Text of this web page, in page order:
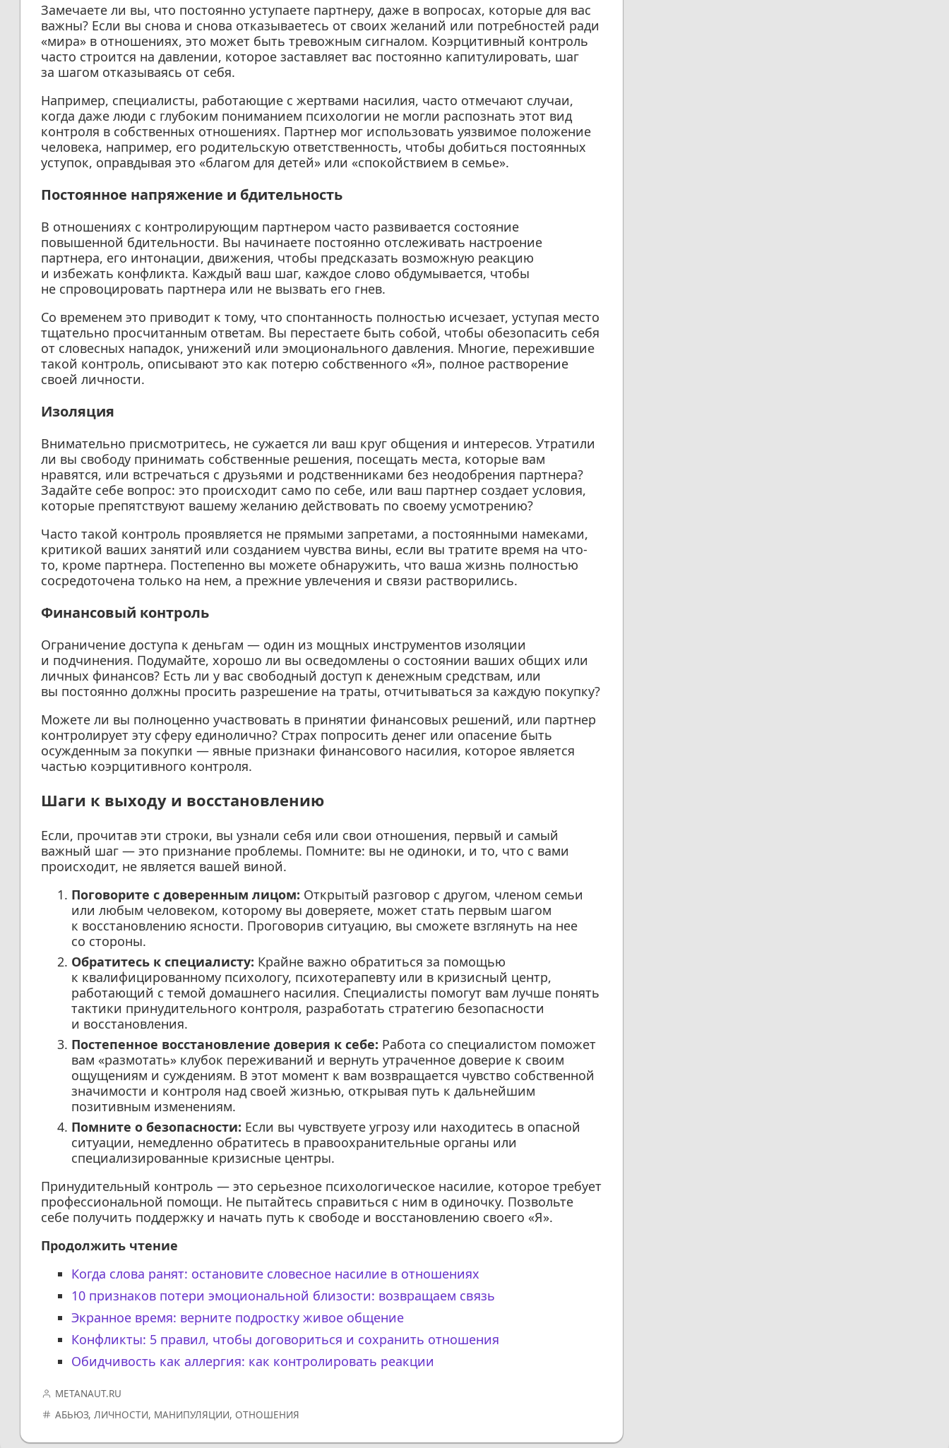
Замечаете ли вы, что постоянно уступаете партнеру, даже в вопросах, которые для вас
важны? Если вы снова и снова отказываетесь от своих желаний или потребностей ради
«мира» в отношениях, это может быть тревожным сигналом. Коэрцитивный контроль
часто строится на давлении, которое заставляет вас постоянно капитулировать, шаг
за шагом отказываясь от себя.
Например, специалисты, работающие с жертвами насилия, часто отмечают случаи,
когда даже люди с глубоким пониманием психологии не могли распознать этот вид
контроля в собственных отношениях. Партнер мог использовать уязвимое положение
человека, например, его родительскую ответственность, чтобы добиться постоянных
уступок, оправдывая это «благом для детей» или «спокойствием в семье».
Постоянное напряжение и бдительность
В отношениях с контролирующим партнером часто развивается состояние
повышенной бдительности. Вы начинаете постоянно отслеживать настроение
партнера, его интонации, движения, чтобы предсказать возможную реакцию
и избежать конфликта. Каждый ваш шаг, каждое слово обдумывается, чтобы
не спровоцировать партнера или не вызвать его гнев.
Со временем это приводит к тому, что спонтанность полностью исчезает, уступая место
тщательно просчитанным ответам. Вы перестаете быть собой, чтобы обезопасить себя
от словесных нападок, унижений или эмоционального давления. Многие, пережившие
такой контроль, описывают это как потерю собственного «Я», полное растворение
своей личности.
Изоляция
Внимательно присмотритесь, не сужается ли ваш круг общения и интересов. Утратили
ли вы свободу принимать собственные решения, посещать места, которые вам
нравятся, или встречаться с друзьями и родственниками без неодобрения партнера?
Задайте себе вопрос: это происходит само по себе, или ваш партнер создает условия,
которые препятствуют вашему желанию действовать по своему усмотрению?
Часто такой контроль проявляется не прямыми запретами, а постоянными намеками,
критикой ваших занятий или созданием чувства вины, если вы тратите время на что-
то, кроме партнера. Постепенно вы можете обнаружить, что ваша жизнь полностью
сосредоточена только на нем, а прежние увлечения и связи растворились.
Финансовый контроль
Ограничение доступа к деньгам — один из мощных инструментов изоляции
и подчинения. Подумайте, хорошо ли вы осведомлены о состоянии ваших общих или
личных финансов? Есть ли у вас свободный доступ к денежным средствам, или
вы постоянно должны просить разрешение на траты, отчитываться за каждую покупку?
Можете ли вы полноценно участвовать в принятии финансовых решений, или партнер
контролирует эту сферу единолично? Страх попросить денег или опасение быть
осужденным за покупки — явные признаки финансового насилия, которое является
частью коэрцитивного контроля.
Шаги к выходу и восстановлению
Если, прочитав эти строки, вы узнали себя или свои отношения, первый и самый
важный шаг — это признание проблемы. Помните: вы не одиноки, и то, что с вами
происходит, не является вашей виной.
Поговорите с доверенным лицом: Открытый разговор с другом, членом семьи
или любым человеком, которому вы доверяете, может стать первым шагом
к восстановлению ясности. Проговорив ситуацию, вы сможете взглянуть на нее
со стороны.
Обратитесь к специалисту: Крайне важно обратиться за помощью
к квалифицированному психологу, психотерапевту или в кризисный центр,
работающий с темой домашнего насилия. Специалисты помогут вам лучше понять
тактики принудительного контроля, разработать стратегию безопасности
и восстановления.
Постепенное восстановление доверия к себе: Работа со специалистом поможет
вам «размотать» клубок переживаний и вернуть утраченное доверие к своим
ощущениям и суждениям. В этот момент к вам возвращается чувство собственной
значимости и контроля над своей жизнью, открывая путь к дальнейшим
позитивным изменениям.
Помните о безопасности: Если вы чувствуете угрозу или находитесь в опасной
ситуации, немедленно обратитесь в правоохранительные органы или
специализированные кризисные центры.
Принудительный контроль — это серьезное психологическое насилие, которое требует
профессиональной помощи. Не пытайтесь справиться с ним в одиночку. Позвольте
себе получить поддержку и начать путь к свободе и восстановлению своего «Я».
Продолжить чтение
Когда слова ранят: остановите словесное насилие в отношениях
10 признаков потери эмоциональной близости: возвращаем связь
Экранное время: верните подростку живое общение
Конфликты: 5 правил, чтобы договориться и сохранить отношения
Обидчивость как аллергия: как контролировать реакции
METANAUT.RU
АБЬЮЗ,ЛИЧНОСТИ, МАНИПУЛЯЦИИ, ОТНОШЕНИЯ